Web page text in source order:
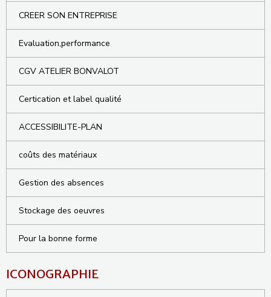
CREER SON ENTREPRISE
Evaluation,performance
CGV ATELIER BONVALOT
Certication et label qualité
ACCESSIBILITE-PLAN
coûts des matériaux
Gestion des absences
Stockage des oeuvres
Pour la bonne forme
ICONOGRAPHIE